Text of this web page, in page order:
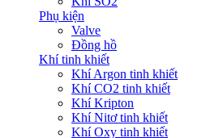
Phụ kiện
Valve
Đồng hồ
Khí tinh khiết
Khí Argon tinh khiết
Khí CO2 tinh khiết
Khí Kripton
Khí Nitơ tinh khiết
Khí Oxy tinh khiết